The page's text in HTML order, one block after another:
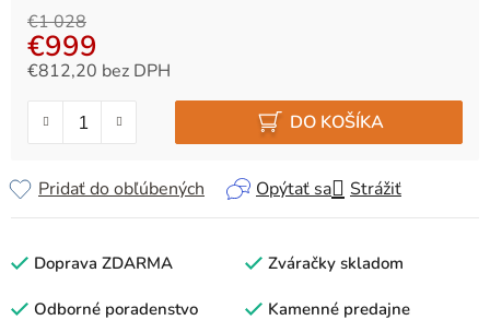
€1 028
€999
€812,20 bez DPH
DO KOŠÍKA
Opýtať sa Strážiť
Pridať do obľúbených
Doprava ZDARMA Zváračky skladom
Odborné poradenstvo Kamenné predajne